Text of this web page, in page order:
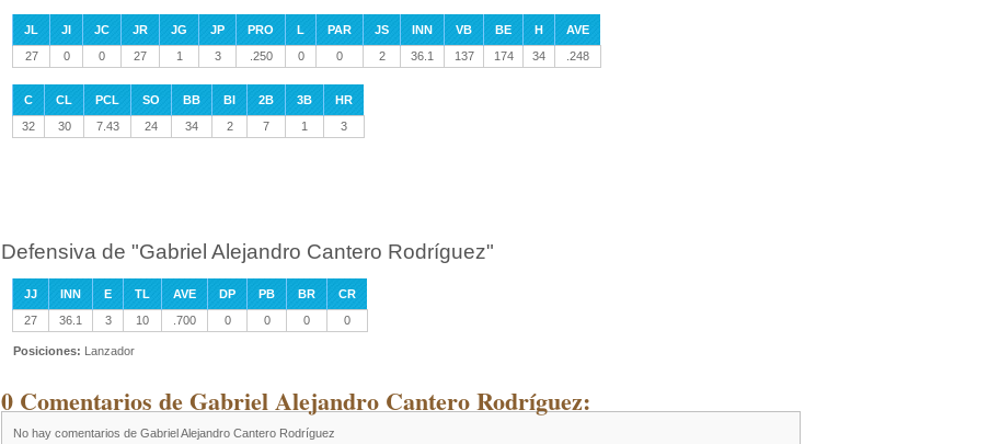
JL JI JC JR JG JP PRO L PAR JS INN VB BE H
AVE
27
0 0 27 1 3 .250 0 0 2 36.1 137 174 34 .248
C CL PCL SO BB BI 2B 3B
HR
32
30 7.43 24 34 2 7 1 3
Defensiva de "Gabriel Alejandro Cantero Rodríguez"
JJ INN E TL AVE DP PB BR
CR
27
36.1 3 10 .700 0 0 0 0
Posiciones: Lanzador
0 Comentarios de Gabriel Alejandro Cantero Rodríguez:
No hay comentarios de Gabriel Alejandro Cantero Rodríguez